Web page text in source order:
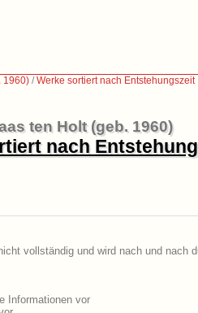
1960) /Werke sortiert nach Entstehungszeit
ten Holt (geb. 1960)
nach
vollständig und wird nach und nach
Informationen vor